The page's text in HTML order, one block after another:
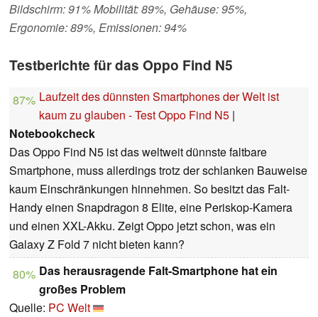
Bildschirm: 91% Mobilität: 89%, Gehäuse: 95%,
Ergonomie: 89%, Emissionen: 94%
Testberichte für das Oppo Find N5
87% Laufzeit des dünnsten Smartphones der Welt ist
kaum zu glauben - Test Oppo Find N5 |
Notebookcheck
Das Oppo Find N5 ist das weltweit dünnste faltbare
Smartphone, muss allerdings trotz der schlanken Bauweise
kaum Einschränkungen hinnehmen. So besitzt das Falt-
Handy einen Snapdragon 8 Elite, eine Periskop-Kamera
und einen XXL-Akku. Zeigt Oppo jetzt schon, was ein
Galaxy Z Fold 7 nicht bieten kann?
80% Das herausragende Falt-Smartphone hat ein
großes Problem
Quelle: PC Welt